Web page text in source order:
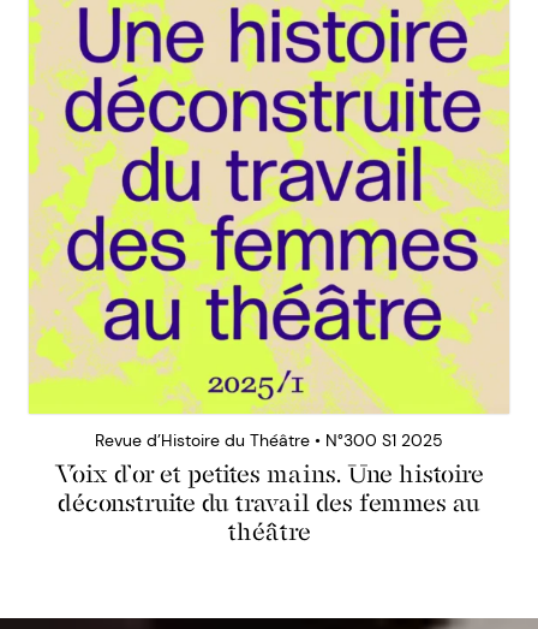
Revue d’Histoire du Théâtre • N°300 S1 2025
Voix d’or et petites mains. Une histoire
déconstruite du travail des femmes au
théâtre